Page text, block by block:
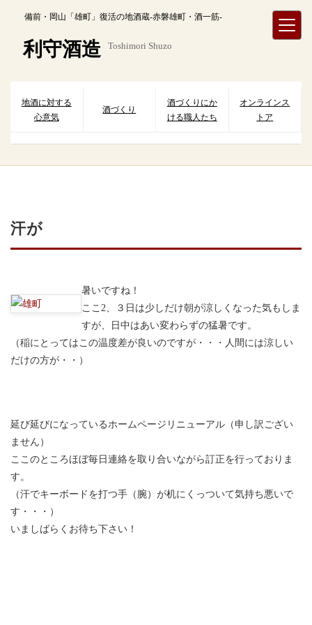
備前・岡山「雄町」復活の地酒蔵-赤磐雄町・酒一筋-
利守酒造 Toshimori Shuzo
地酒に対する
心意気
酒づくり
酒づくりにか
ける職人たち
オンラインス
トア
汗が
暑いですね！
ここ2、３日は少しだけ朝が涼しくなった気もしま
すが、日中はあい変わらずの猛暑です。
（稲にとってはこの温度差が良いのですが・・・人間には涼しい
だけの方が・・）
延び延びになっているホームページリニューアル（申し訳ござい
ません）
ここのところほぼ毎日連絡を取り合いながら訂正を行っておりま
す。
（汗でキーボードを打つ手（腕）が机にくっついて気持ち悪いで
す・・・）
いましばらくお待ち下さい！